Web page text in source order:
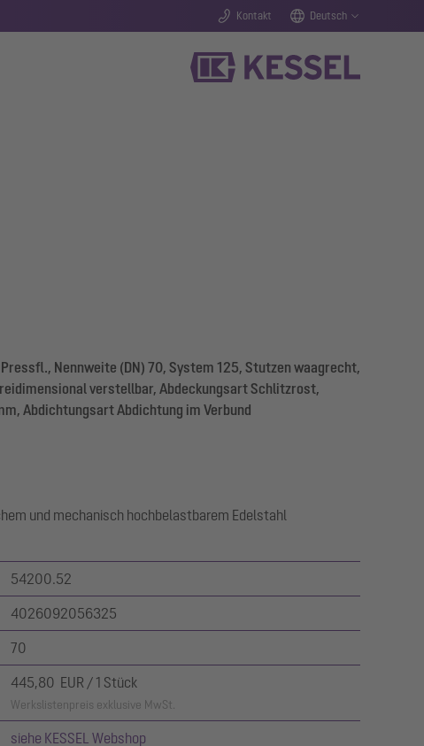
Kontakt Deutsch
Pressfl., Nennweite (DN) 70, System 125, Stutzen waagrecht,
verstellbar, Abdeckungsart Schlitzrost,
Abdichtungsart Abdichtung im Verbund
und mechanisch hochbelastbarem Edelstahl
54200.52
4026092056325
70
445,80 EUR / 1 Stück
Werkslistenpreis exklusive MwSt.
siehe KESSEL Webshop